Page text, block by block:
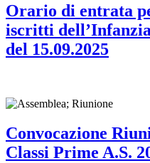
Orario di entrata
iscritti
del 15.09.2025
Convocazione
Classi Prime A.S.